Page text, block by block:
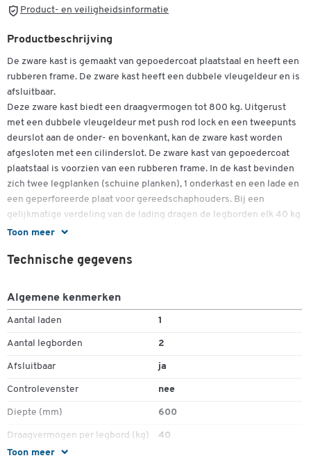
Product- en veiligheidsinformatie
Toon meer
Productbeschrijving
De zware kast is gemaakt van gepoedercoat plaatstaal en heeft een
rubberen frame. De zware kast heeft een dubbele vleugeldeur en is
afsluitbaar.
Deze zware kast biedt een draagvermogen tot 800 kg. Uitgerust
met een dubbele vleugeldeur met push rod lock en een tweepunts
deurslot aan de onder- en bovenkant, kan de zware kast worden
afgesloten met een cilinderslot. De zware kast van gepoedercoat
plaatstaal is voorzien van een rubberen frame. In de kast bevinden
zich twee legplanken (schuine planken), 1 onderkast en een lade en
een geperforeerde plaat voor gereedschaphouders. Bij een
gelijkmatige verdeling van de lading dragen de legborden elk 40 kg
en de lade 50 kg. De lade kan worden onderverdeeld in metalen of
Gepoedercoat plaatstaal
Dubbele vleugeldeur met push rod lock
Stalen frame met rubber, voor het opbergen van voorwerpen
H 30 mm
De lade maakt de installatie van scheidingswanden van
plaatstaal of kunststof mogelijk.
Aantal legplanken: 2 hellende planken, 1 sokkelblad
Aantal laden: 1
Toon meer
Technische gegevens
Algemene kenmerken
Aantal laden 1
Aantal legborden 2
Afsluitbaar ja
Controlevenster nee
Diepte (mm) 600
Draagvermogen per legbord (kg) 40
Gewicht (kg)